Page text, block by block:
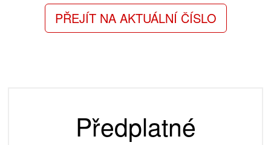
PŘEJÍT NA AKTUÁLNÍ ČÍSLO
Předplatné